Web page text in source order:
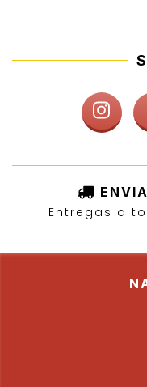
Entregas a